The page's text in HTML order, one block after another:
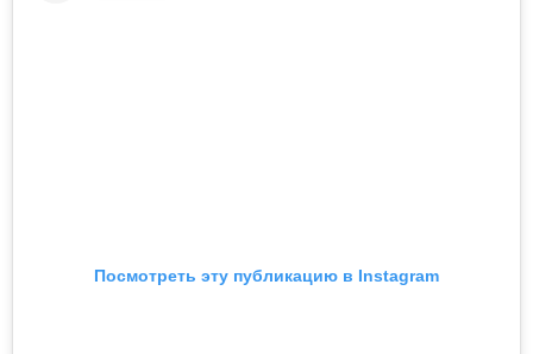
Посмотреть эту публикацию в Instagram